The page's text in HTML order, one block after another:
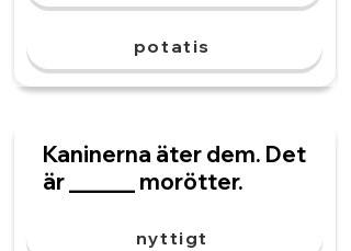
potatis
Kaninerna äter dem. Det
är ______ morötter.
nyttigt